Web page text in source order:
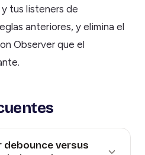
tus listeners de
anteriores, y elimina el
Observer que el
debounce versus